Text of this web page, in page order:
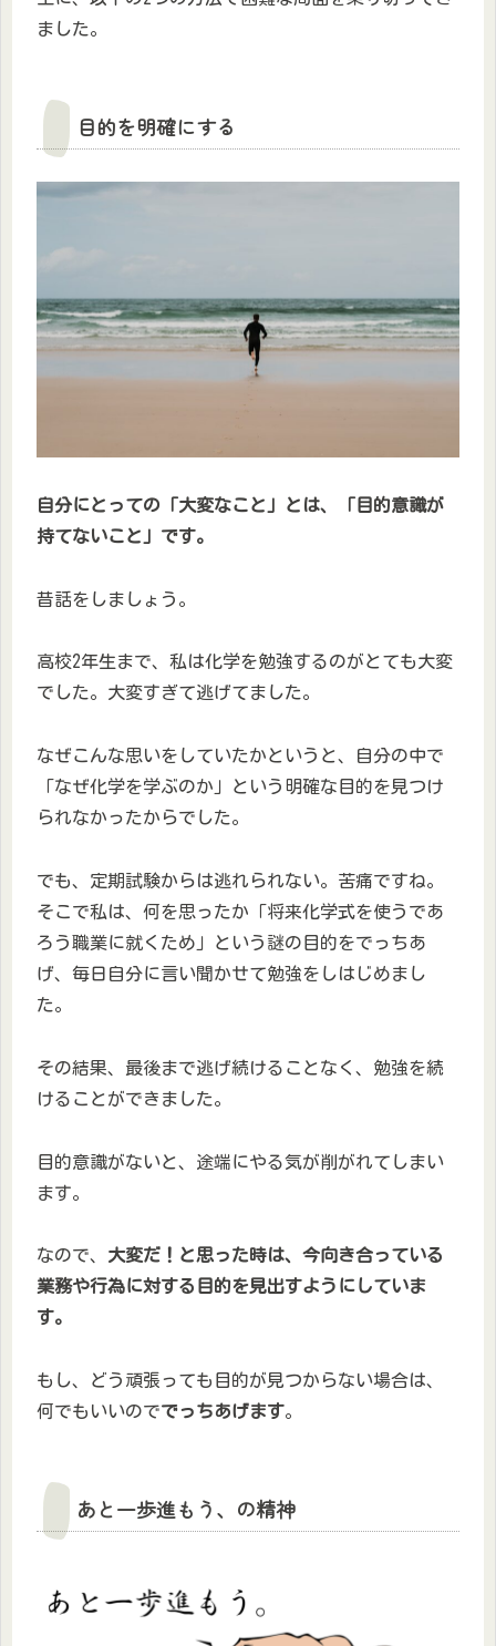
ました。
目的を明確にする
自分にとっての「大変なこと」とは、「目的意識が
持てないこと」です。
昔話をしましょう。
高校2年生まで、私は化学を勉強するのがとても大変
でした。大変すぎて逃げてました。
なぜこんな思いをしていたかというと、自分の中で
「なぜ化学を学ぶのか」という明確な目的を見つけ
られなかったからでした。
でも、定期試験からは逃れられない。苦痛ですね。
そこで私は、何を思ったか「将来化学式を使うであ
ろう職業に就くため」という謎の目的をでっちあ
げ、毎日自分に言い聞かせて勉強をしはじめまし
た。
その結果、最後まで逃げ続けることなく、勉強を続
けることができました。
目的意識がないと、途端にやる気が削がれてしまい
ます。
なので、 大変だ！と思った時は、今向き合っている
業務や行為に対する目的を見出すようにしていま
す。
もし、どう頑張っても目的が見つからない場合は、
何でもいいのででっちあげます。
あと一歩進もう、の精神